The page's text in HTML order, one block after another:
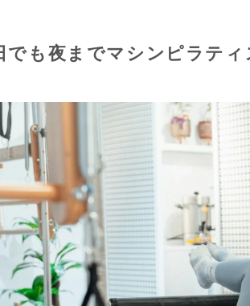
でも夜までマシンピラテ